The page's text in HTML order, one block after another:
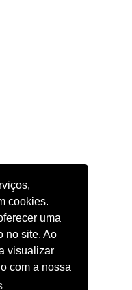
cookies.
uma
no site. Ao
visualizar
com a nossa